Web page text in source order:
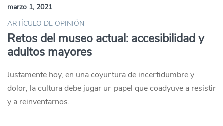
marzo 1, 2021
ARTÍCULO DE OPINIÓN
Retos del museo actual: accesibilidad y
adultos mayores
Justamente hoy, en una coyuntura de incertidumbre y
dolor, la cultura debe jugar un papel que coadyuve a resistir
y a reinventarnos.